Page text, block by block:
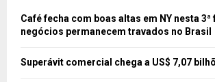
Café fecha com boas altas em NY nesta 3ª
negócios permanecem travados no Brasil
Superávit comercial chega a US$ 7,07